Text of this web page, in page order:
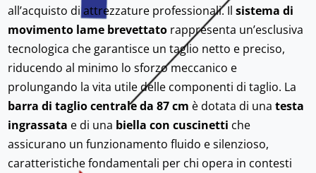
all’acquisto di attrezzature professionali. Ilsistema di
movimento lame brevettato rappresenta un’esclusiva
tecnologica che garantisce un taglio netto e preciso,
riducendo al minimo lo sforzo meccanico e
prolungando la vita utile delle componenti di taglio. La
barra di taglio centrale da 87 cm è dotata di unatesta
ingrassata e di una biella con cuscinetti che
assicurano un funzionamento fluido e silenzioso,
caratteristiche fondamentali per chi opera in contesti